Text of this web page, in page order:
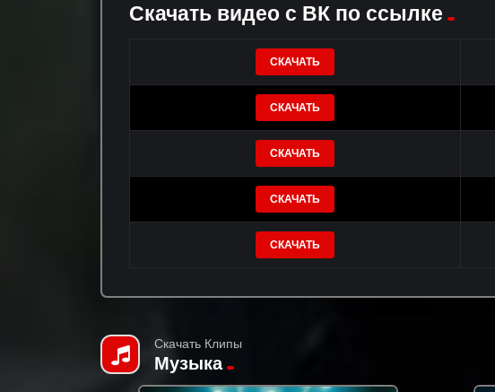
Скачать видео с ВК по ссылке
СКАЧАТЬ
СКАЧАТЬ
СКАЧАТЬ
СКАЧАТЬ
СКАЧАТЬ
Скачать Клипы
Музыка